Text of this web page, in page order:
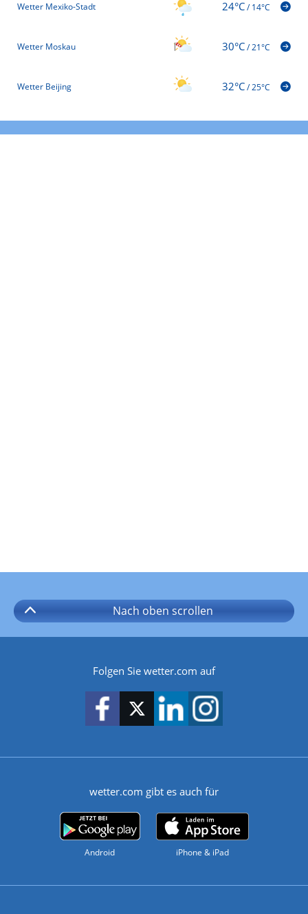
Wetter Mexiko-Stadt 24°C/14°C
Wetter Moskau 30°C/21°C
Wetter Beijing 32°C/25°C
Nach oben scrollen
Folgen Sie wetter.com auf
wetter.com gibt es auch für
Android iPhone & iPad